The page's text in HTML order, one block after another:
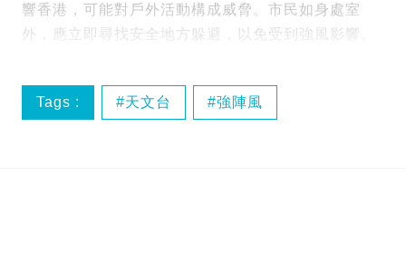
響香港，可能對戶外活動構成威脅。市民如身處室
外，應立即尋找安全地方躲避，以免受到強風影響。
Tags : 天文台 強陣風